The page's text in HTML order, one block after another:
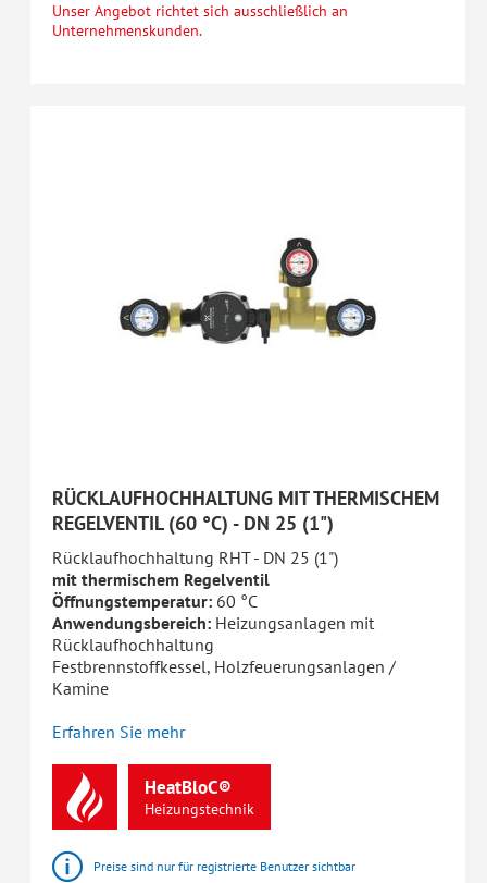
Unser Angebot richtet sich ausschließlich an
Unternehmenskunden.
RÜCKLAUFHOCHHALTUNG MIT THERMISCHEM
REGELVENTIL (60 °C) - DN 25 (1")
Rücklaufhochhaltung RHT - DN 25 (1")
mit thermischem Regelventil
Öffnungstemperatur: 60 °C
Anwendungsbereich: Heizungsanlagen mit
Rücklaufhochhaltung
Festbrennstoffkessel, Holzfeuerungsanlagen /
Kamine
Erfahren Sie mehr
HeatBloC®
Heizungstechnik
Preise sind nur für registrierte Benutzer sichtbar